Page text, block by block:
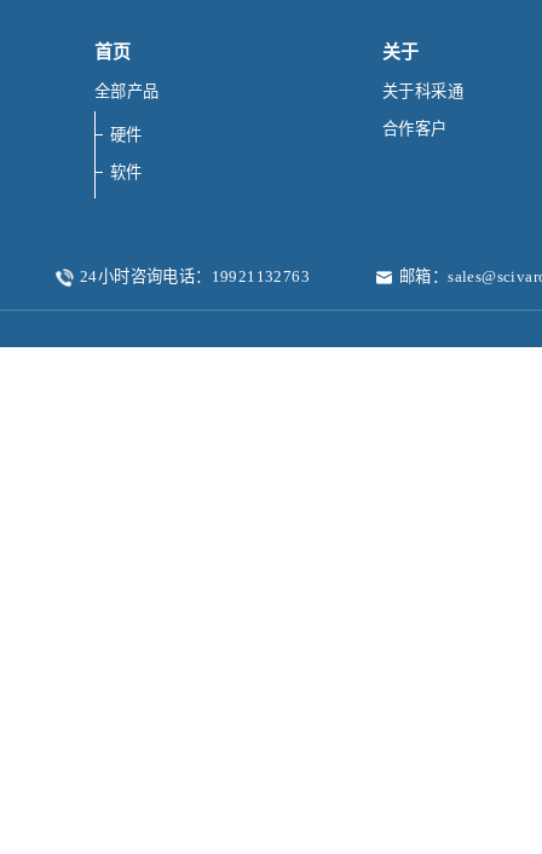
首页
全部产品
硬件
软件
关于
关于科采通
合作客户
24小时咨询电话：19921132763 邮箱：